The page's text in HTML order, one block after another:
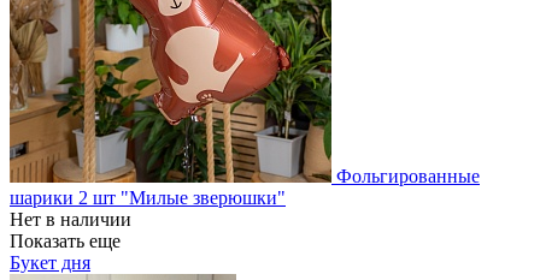
Фольгированные
шарики 2 шт "Милые зверюшки"
Нет в наличии
Показать еще
Букет дня